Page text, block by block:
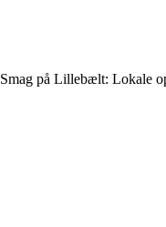
Smag på Lillebælt: Lokale